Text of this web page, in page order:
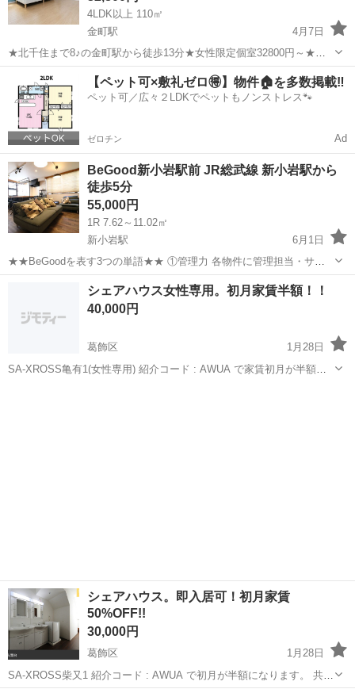
4LDK以上 110㎡
金町駅
4月7日
★北千住まで8♪の金町駅から徒歩13分★女性限定個室32800円～★小
規模で過ごしやすいハウスです♪ 6名居住の本宅と2名居住の離れ、に
分かれており2.5人に１つづつトイレ、シャワールーム、洗濯機完備。
キッチンも２つ...
金町駅 シェアハウス 徒歩
【ペット可×敷礼ゼロ🉐】物件🏠を多数掲載‼️
ペット可／広々２LDKでペットもノンストレス🐾
ゼロチン Ad
BeGood新小岩駅前 JR総武線 新小岩駅から
徒歩5分
55,000円
1R 7.62～11.02㎡
新小岩駅
6月1日
★★BeGoodを表す3つの単語★★ ①管理力 各物件に管理担当・サブ
担当がついており、困った時の相談が簡単！ ②清潔さ 毎週の定期清掃
はもちろん、ルールを記載し気持ちよく過ごせるような環境づくりを
徹底しています！ ...
新小岩駅 シェアハウス 徒歩
シェアハウス女性専用。初月家賃半額！！
40,000円
葛飾区
1月28日
SA-XROSS亀有1(女性専用) 紹介コード : AWUA で家賃初月が半額に
シェアハウス。即入居可！初月家賃
50%OFF!!
30,000円
葛飾区
1月28日
SA-XROSS柴又1 紹介コード : AWUA で初月が半額になります。 共益